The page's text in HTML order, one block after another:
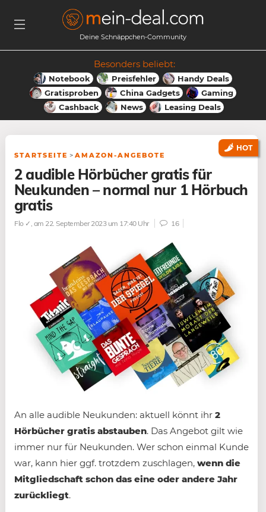
Deine Schnäppchen-Community
Besonders beliebt:
Notebook Preisfehler
Handy Deals
Gratisproben
China Gadgets
Gaming
Cashback
News Leasing Deals
STARTSEITE > AMAZON-ANGEBOTE
2 audible Hörbücher gratis für
Neukunden – normal nur 1 Hörbuch
gratis
HOT
Flo ✓ , am 22. September 2023 um 17:40 Uhr 16
An alle audible Neukunden: aktuell könnt ihr 2
Hörbücher gratis abstauben. Das Angebot gilt wie
immer nur für Neukunden. Wer schon einmal Kunde
war, kann hier ggf. trotzdem zuschlagen, wenn die
Mitgliedschaft schon das eine oder andere Jahr
zurückliegt.